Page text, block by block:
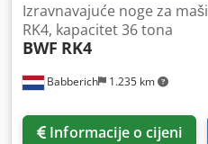
Babberich 1.235 km
Izravnavajuće noge za
RK4, kapacitet 36 tona
BWF RK4
Informacije o cijeni